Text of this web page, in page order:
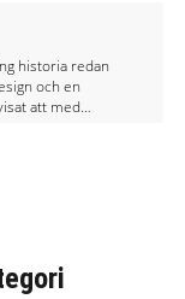
historia redan
och en
att med